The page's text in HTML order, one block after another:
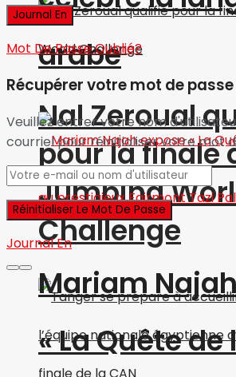
Nal Zeroual
pour la finale
Jumping
Challenge
arabe
Mariam
« La Quête de
Mot De Passe Oublié?
Récupérer votre mot de passe
Veuillez entrer votre nom
courriel pour réinitialiser votre mot
Journal En